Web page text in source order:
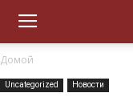
Домой
Uncategorized Новости